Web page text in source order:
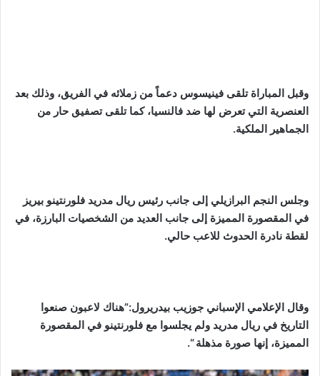
وقبل المباراة تلقى فينيسوس دعماً من زملائه في الفريق، وذلك بعد
العنصرية التي تعرض لها ضد فالنسيا، كما تلقى تصفيق حار من
الجماهير الملكية.
وجلس النجم البرازيلي إلى جانب رئيس ريال مدريد فلورنتينو بيريز
في المقصورة المميزة إلى جانب العديد من الشخصيات البارزة، في
لقطة نادرة الحدوث للاعب حالي.
وقال الإعلامي الإسباني جوزيب بيدريرول:”هناك لاعبون صنعوا
التاريخ في ريال مدريد ولم يجلسوا مع فلورنتينو في المقصورة
المميزة، إنها صورة مذهلة “.